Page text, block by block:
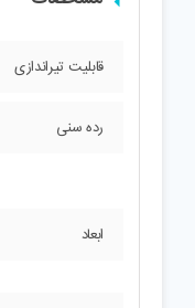
قابلیت تیراندازی
رده سنی
ابعاد